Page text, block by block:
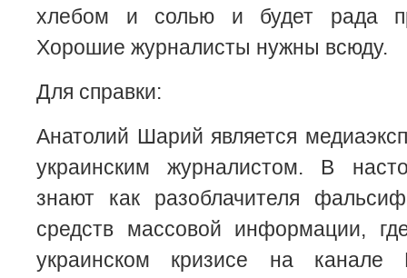
хлебом и солью и будет рада
Хорошие журналисты нужны всюду.
Для справки:
Анатолий Шарий является
украинским журналистом. В
знают как разоблачителя
средств массовой информации,
украинском кризисе на